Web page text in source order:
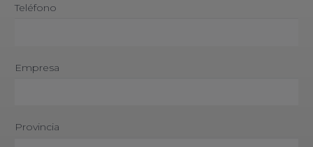
Teléfono
Empresa
Provincia